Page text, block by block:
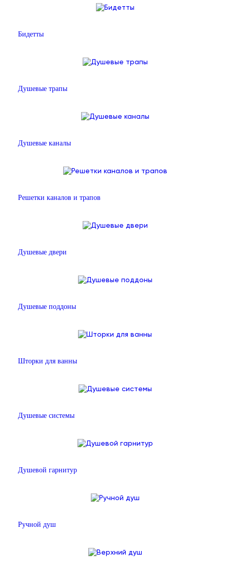
Бидетты
Душевые трапы
Душевые каналы
Решетки каналов и трапов
Душевые двери
Душевые поддоны
Шторки для ванны
Душевые системы
Душевой гарнитур
Ручной душ